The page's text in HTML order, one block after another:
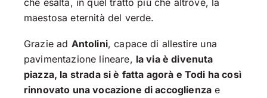
maestosa eternità del verde.
Grazie ad Antolini, capace di allestire una
pavimentazione lineare, la via è divenuta
piazza, la strada si è fatta agorà e Todi ha così
rinnovato una vocazione di accoglienza e